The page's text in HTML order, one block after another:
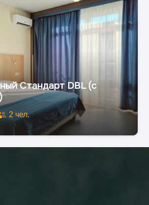
Стандарт DBL (с
2 чел.